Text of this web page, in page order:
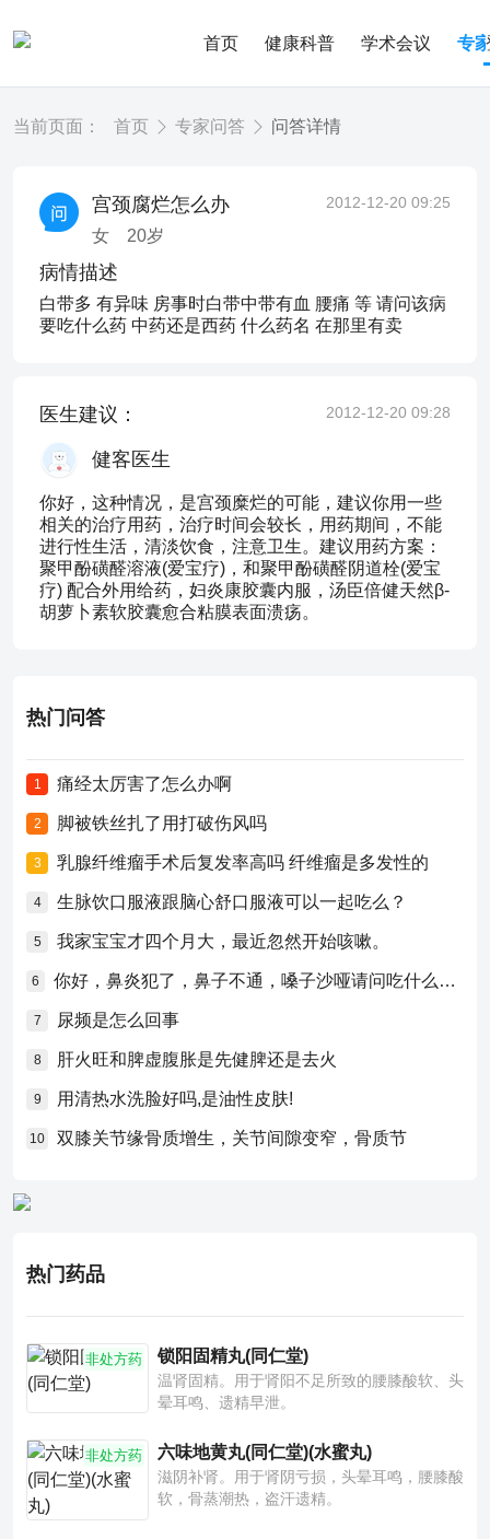
首页 健康科普 学术会议 专
当前页面： 首页 专家问答 问答详情
宫颈腐烂怎么办
女 20岁
2012-12-20 09:25
病情描述
白带多 有异味 房事时白带中带有血 腰痛 等 请问该病
要吃什么药 中药还是西药 什么药名 在那里有卖
医生建议： 2012-12-20 09:28
健客医生
你好，这种情况，是宫颈糜烂的可能，建议你用一些
相关的治疗用药，治疗时间会较长，用药期间，不能
进行性生活，清淡饮食，注意卫生。建议用药方案：
聚甲酚磺醛溶液(爱宝疗)，和聚甲酚磺醛阴道栓(爱宝
疗) 配合外用给药，妇炎康胶囊内服，汤臣倍健天然β-
胡萝卜素软胶囊愈合粘膜表面溃疡。
热门问答
1 痛经太厉害了怎么办啊
2 脚被铁丝扎了用打破伤风吗
3 乳腺纤维瘤手术后复发率高吗 纤维瘤是多发性的
4 生脉饮口服液跟脑心舒口服液可以一起吃么？
5 我家宝宝才四个月大，最近忽然开始咳嗽。
6 你好，鼻炎犯了，鼻子不通，嗓子沙哑请问吃什么药比较好？
7 尿频是怎么回事
8 肝火旺和脾虚腹胀是先健脾还是去火
9 用清热水洗脸好吗,是油性皮肤!
10 双膝关节缘骨质增生，关节间隙变窄，骨质节
热门药品
非处方药 锁阳固精丸(同仁堂)
温肾固精。用于肾阳不足所致的腰膝酸软、头
晕耳鸣、遗精早泄。
非处方药 六味地黄丸(同仁堂)(水蜜丸)
滋阴补肾。用于肾阴亏损，头晕耳鸣，腰膝酸
软，骨蒸潮热，盗汗遗精。